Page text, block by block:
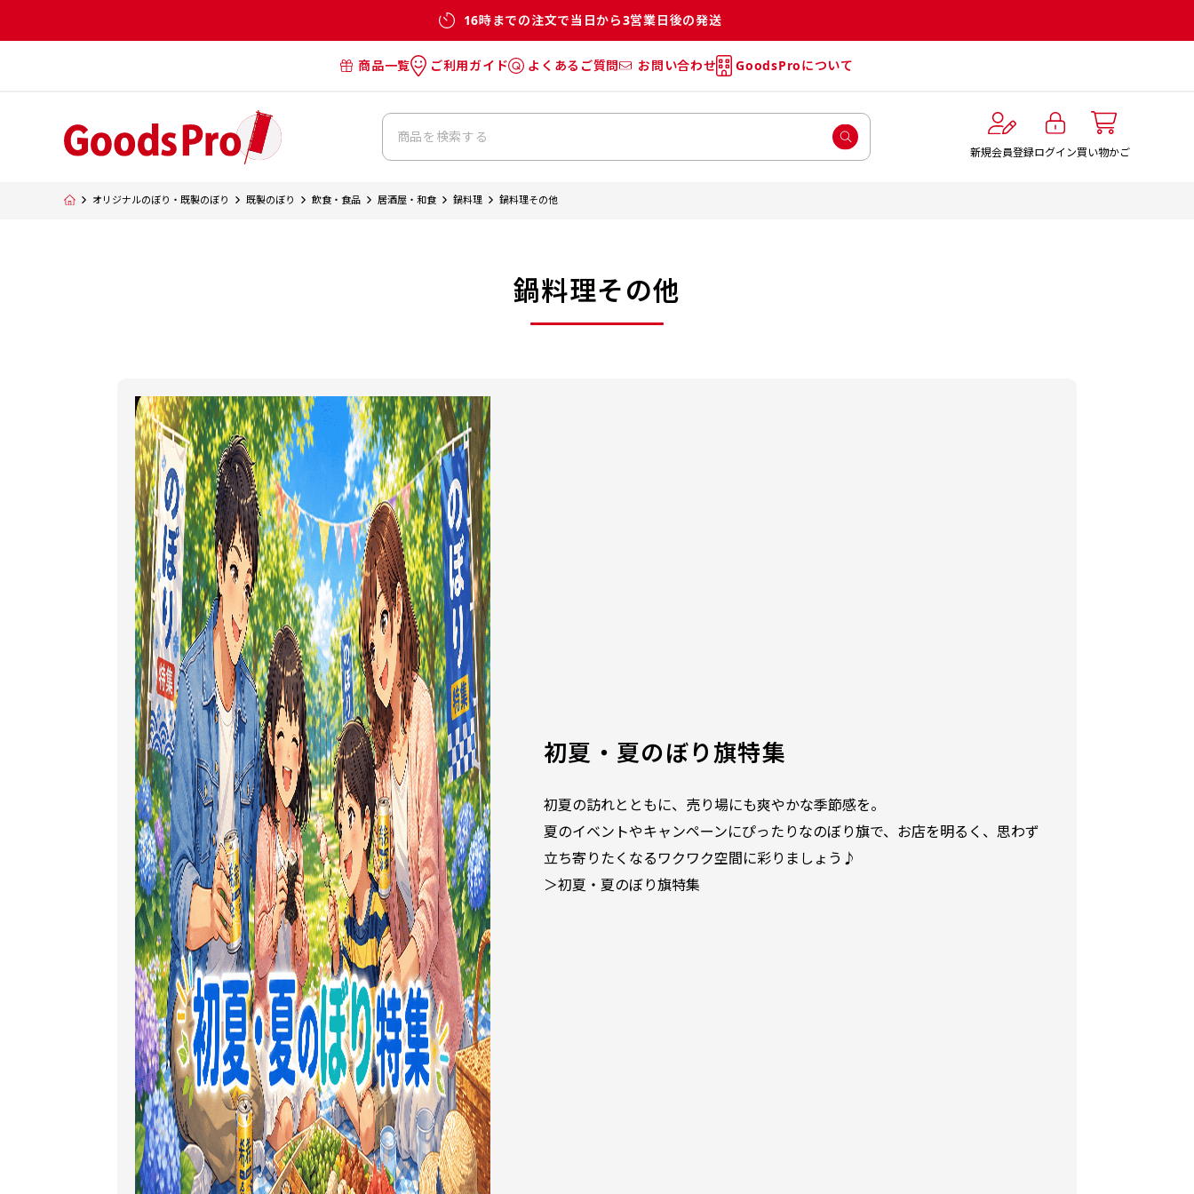
16時までの注文で当日から3営業日後の発送
商品一覧
オリジナルのぼり
オリジナルタオル
横断幕・懸垂幕
ご利用ガイド
のぼりのご利用ガイド
Tシャツのご利用ガイド
よくあるご質問
のぼりのよくあるご質問
お問い合わせ GoodsProについて
新規会員登録ログイン買い物かご
オリジナルのぼり・既製のぼり 既製のぼり 飲食・食品 居酒屋・和食 鍋料理 鍋料理その他
鍋料理その他
初夏・夏のぼり旗特集
初夏の訪れとともに、売り場にも爽やかな季節感を。
夏のイベントやキャンペーンにぴったりなのぼり旗で、お店を明るく、思わず
立ち寄りたくなるワクワク空間に彩りましょう♪
＞初夏・夏のぼり旗特集